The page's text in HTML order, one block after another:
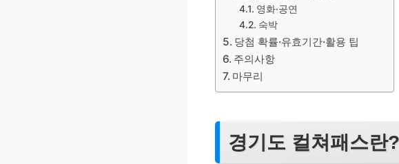
영화·공연
숙박
당첨 확률·유효기간·활용 팁
주의사항
마무리
경기도 컬쳐패스란?